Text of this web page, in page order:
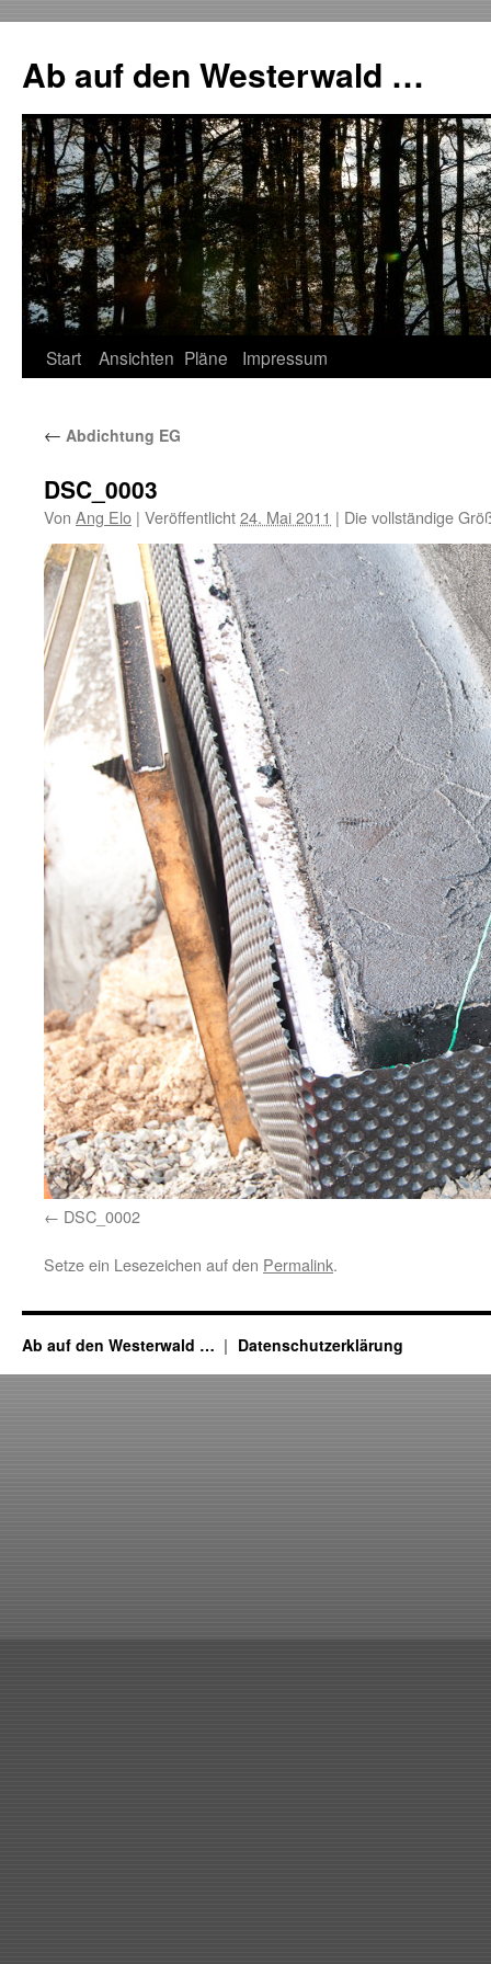
springen
Ab auf den Westerwald …
Start Ansichten Pläne Impressum
← Abdichtung EG
DSC_0003
Von Ang Elo | Veröffentlicht24. Mai 2011 | Die vollständige
DSC_0002
Setze ein Lesezeichen auf den Permalink.
Ab auf den Westerwald … Datenschutzerklärung